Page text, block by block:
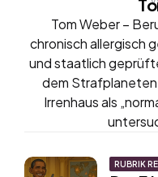
Tom Weber –
chronisch allergisch
und staatlich
dem Strafplaneten
Irrenhaus als
Post
RUBRIK